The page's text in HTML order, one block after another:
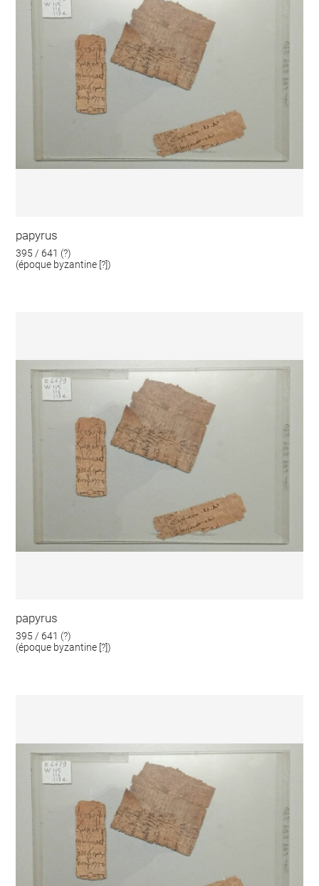
papyrus
395 / 641 (?)
(époque byzantine [?])
papyrus
395 / 641 (?)
(époque byzantine [?])